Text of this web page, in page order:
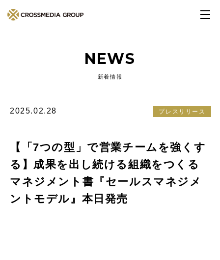
NEWS
新着情報
2025.02.28 プレスリリース
【「7つの型」で営業チームを強くす
る】成果を出し続ける組織をつくる
マネジメント書『セールスマネジメ
ントモデル』本日発売